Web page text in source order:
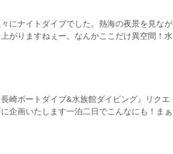
にナイトダイブでした。熱海の夜景を見なが
がりますねぇー。なんかここだけ異空間！水
崎ボートダイブ&水族館ダイビング』リクエ
企画いたします一泊二日でこんなにも！まぁ